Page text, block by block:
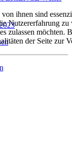
ihnen sind
Nutzererfahrung
zulassen möchten.
der Seite zur